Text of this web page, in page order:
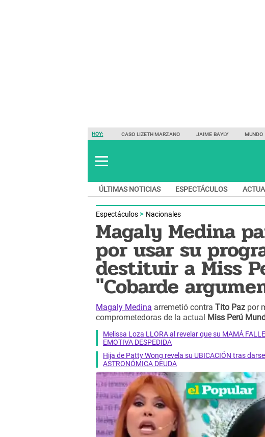
HOY: CASO LIZETH MARZANO JAIME BAYLY MUNDO
ÚLTIMAS NOTICIAS ESPECTÁCULOS
Espectáculos Nacionales
Magaly Medina
por usar su
destituir a Miss
"Cobarde
Magaly Medina arremetió contra Tito Paz por
comprometedoras de la actual
Miss Perú
Melissa Loza LLORA al revelar que su MAMÁ
EMOTIVA DESPEDIDA
Hija de Patty Wong revela su UBICACIÓN tras
ASTRONÓMICA DEUDA